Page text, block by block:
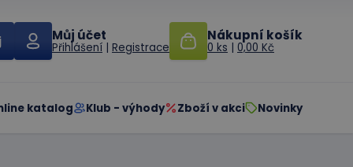
Můj účet
Přihlášení | Registrace
Nákupní košík
0 ks | 0,00 Kč
katalog Klub - výhody Zboží v akci Novinky